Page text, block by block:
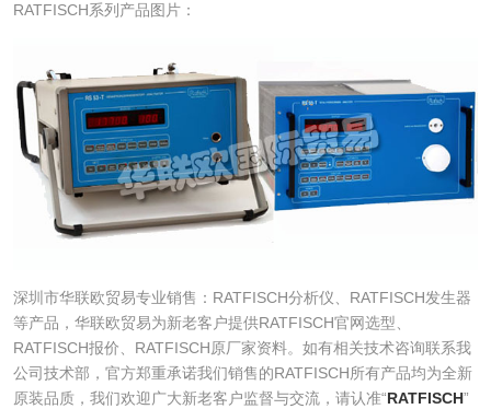
RATFISCH系列产品图片：
深圳市华联欧贸易专业销售：RATFISCH分析仪、RATFISCH发生器
等产品，华联欧贸易为新老客户提供RATFISCH官网选型、
RATFISCH报价、RATFISCH原厂家资料。如有相关技术咨询联系我
公司技术部，官方郑重承诺我们销售的RATFISCH所有产品均为全新
原装品质，我们欢迎广大新老客户监督与交流，请认准“RATFISCH”